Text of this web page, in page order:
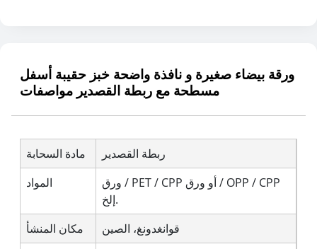
ورقة بيضاء صغيرة و نافذة واضحة خبز حقيبة أسفل
مسطحة مع ربطة القصدير مواصفات
مادة السحابة
ربطة القصدير
المواد
ورق / PET / CPP أو ورق / OPP / CPP
إلخ.
مكان المنشأ
قوانغدونغ، الصين